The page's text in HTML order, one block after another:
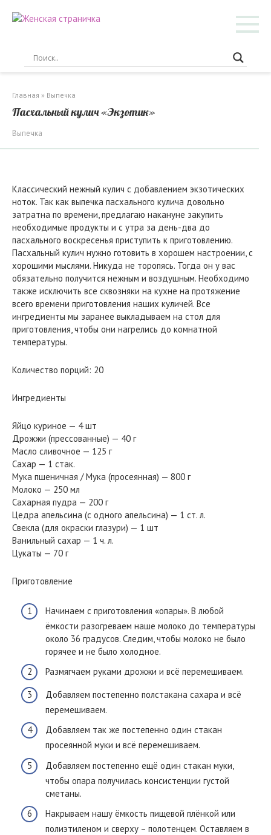
Главная » Выпечка
Пасхальный кулич «Экзотик»
Выпечка
Классический нежный кулич с добавлением экзотических
ноток. Так как выпечка пасхального кулича довольно
затратна по времени, предлагаю накануне закупить
необходимые продукты и с утра за день-два до
пасхального воскресенья приступить к приготовлению.
Пасхальный кулич нужно готовить в хорошем настроении, с
хорошими мыслями. Никуда не торопясь. Тогда он у вас
обязательно получится нежным и воздушным. Необходимо
также исключить все сквозняки на кухне на протяжение
всего времени приготовления наших куличей. Все
ингредиенты мы заранее выкладываем на стол для
приготовления, чтобы они нагрелись до комнатной
температуры.
Количество порций: 20
Ингредиенты
Яйцо куриное — 4 шт
Дрожжи (прессованные) — 40 г
Масло сливочное — 125 г
Сахар — 1 стак.
Мука пшеничная / Мука (просеянная) — 800 г
Молоко — 250 мл
Сахарная пудра — 200 г
Цедра апельсина (с одного апельсина) — 1 ст. л.
Свекла (для окраски глазури) — 1 шт
Ванильный сахар — 1 ч. л.
Цукаты — 70 г
Приготовление
Начинаем с приготовления «опары». В любой
ёмкости разогреваем наше молоко до температуры
около 36 градусов. Следим, чтобы молоко не было
горячее и не было холодное.
Размягчаем руками дрожжи и всё перемешиваем.
Добавляем постепенно полстакана сахара и всё
перемешиваем.
Добавляем так же постепенно один стакан
просеянной муки и всё перемешиваем.
Добавляем постепенно ещё один стакан муки,
чтобы опара получилась консистенции густой
сметаны.
Накрываем нашу ёмкость пищевой плёнкой или
полиэтиленом и сверху – полотенцем. Оставляем в